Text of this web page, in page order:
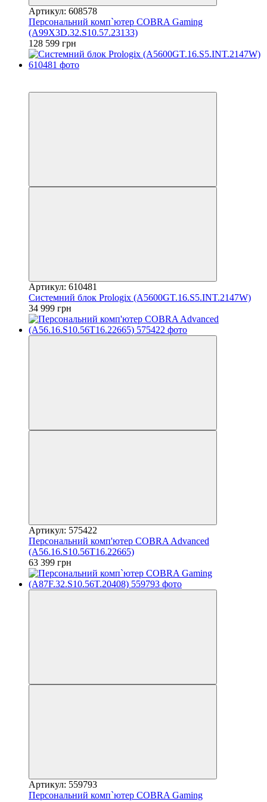
Артикул: 608578
Персональний комп`ютер COBRA Gaming
(A99X3D.32.S10.57.23133)
128 599 грн
Артикул: 610481
Системний блок Prologix (A5600GT.16.S5.INT.2147W)
34 999 грн
Артикул: 575422
Персональний комп'ютер COBRA Advanced
(A56.16.S10.56T16.22665)
63 399 грн
Артикул: 559793
Персональний комп`ютер COBRA Gaming